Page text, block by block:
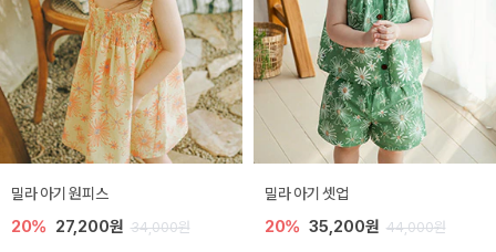
밀라 아기 원피스
20% 27,200원 34,000원
밀라 아기 셋업
20% 35,200원 44,000원